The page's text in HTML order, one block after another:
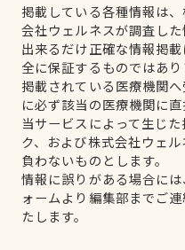
掲載している各種情報は
会社ウェルネスが調査した
出来るだけ正確な情報掲
全に保証するものではあり
掲載されている医療機関
に必ず該当の医療機関に直
当サービスによって生じ
ク、および株式会社ウェ
負わないものとします。
情報に誤りがある場合に
ォームより編集部までご
たします。